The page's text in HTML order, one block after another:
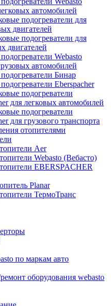
автомобилей
подогреватели для
двигателей
подогреватели для
двигателей
Webasto
автомобилей
Бинар
Eberspacher
подогреватели
для легковых автомобилей
подогреватели
для грузового транспорта
отопителями
Аer
Webasto (Вебасто)
EBERSPACHER
Planar
ТермоТранс
по маркам авто
оборудования webasto